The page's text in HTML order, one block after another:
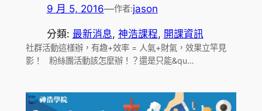
9 月 5, 2016—作者:jason
分類: 最新消息, 神浩課程, 開課資訊
社群活動這樣辦，有趣+效率 = 人氣+財氣，效果立竿見
影！ 粉絲團活動該怎麼辦！？還是只能&qu…